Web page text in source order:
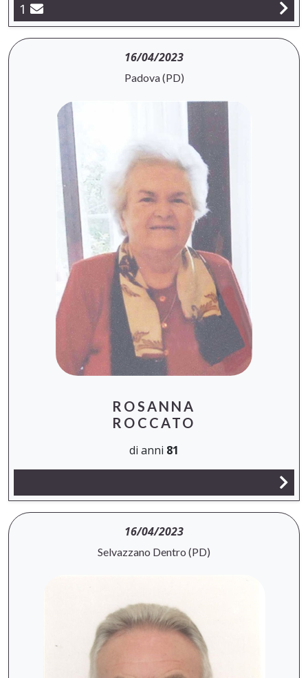
1
16/04/2023
Padova (PD)
ROSANNA
ROCCATO
di anni 81
16/04/2023
Selvazzano Dentro (PD)